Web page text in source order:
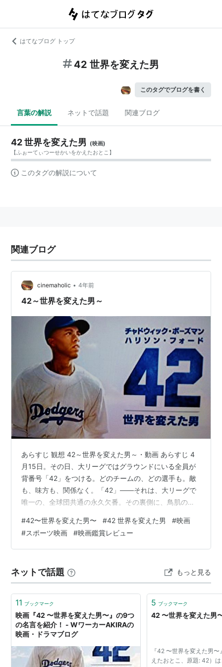
はてなブログ トップ
42 世界を変えた男
このタグでブログを書く
言葉の解説 ネットで話題 関連ブログ
42 世界を変えた男 (映画)
【ふぉーてぃつーせかいをかえたおとこ 】
このタグの解説について
関連ブログ
cinemaholic • 4年前
42～世界を変えた男～
あらすじ 観想 42～世界を変えた男～・動画 あらすじ 4
月15日。その日、大リーグではグラウンドにいる全員が
背番号「42」をつける。どのチームの、どの選手も。敵
も、味方も、関係なく。「42」――それは、大リーグで
唯一の、全球団共通の永久欠番。その裏側に、鳥肌の立
Bros. Entertainment Inc. All rights reserved. 観想 法律で
は禁じてない。でも慣習がある。 法律に逆らえば時に
「称賛」される。慣習に背けば社会から批ちゃくされ
だ。 …
#42〜世界を変えた男〜 #42 世界を変えた男 #映画
#スポーツ映画 #映画鑑賞レビュー
ネットで話題 もっと見る
11 ブックマーク
映画『42 〜世界を変えた男〜』の9つ
の名言を紹介！ - WワーカーAKIRAの
映画・ドラマブログ
5 ブックマーク
42 〜世界を変えた男
『42 〜世界を変えた男
えたおとこ、原題: 42）